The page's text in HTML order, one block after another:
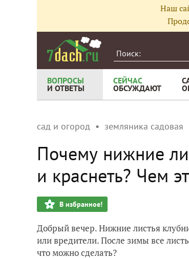
Наш
ВОПРОСЫ
И ОТВЕТЫ
СЕЙЧАС
ОБСУЖДАЮТ
сад и огород земляника садовая
Почему нижние
и краснеть? Чем
В избранное!
Добрый вечер. Нижние листья
или вредители. После зимы все
что можно сделать?